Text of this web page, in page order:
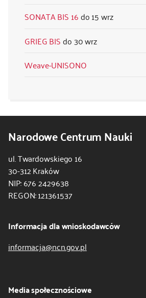
SONATA BIS 16
15 wrz
GRIEG BIS
30 wrz
Weave-UNISONO
Narodowe Centrum Nauki
ul. Twardowskiego 16
30-312 Kraków
NIP: 676 2429638
REGON: 121361537
Informacja dla wnioskodawców
informacja@ncn.gov.pl
Media społecznościowe